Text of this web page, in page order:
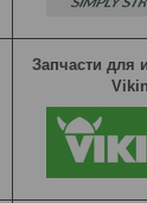
Запчасти для